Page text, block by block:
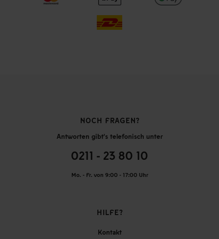
NOCH FRAGEN?
Antworten gibt's telefonisch unter
0211 - 23 80 10
Mo. - Fr. von 9:00 - 17:00 Uhr
HILFE?
Kontakt